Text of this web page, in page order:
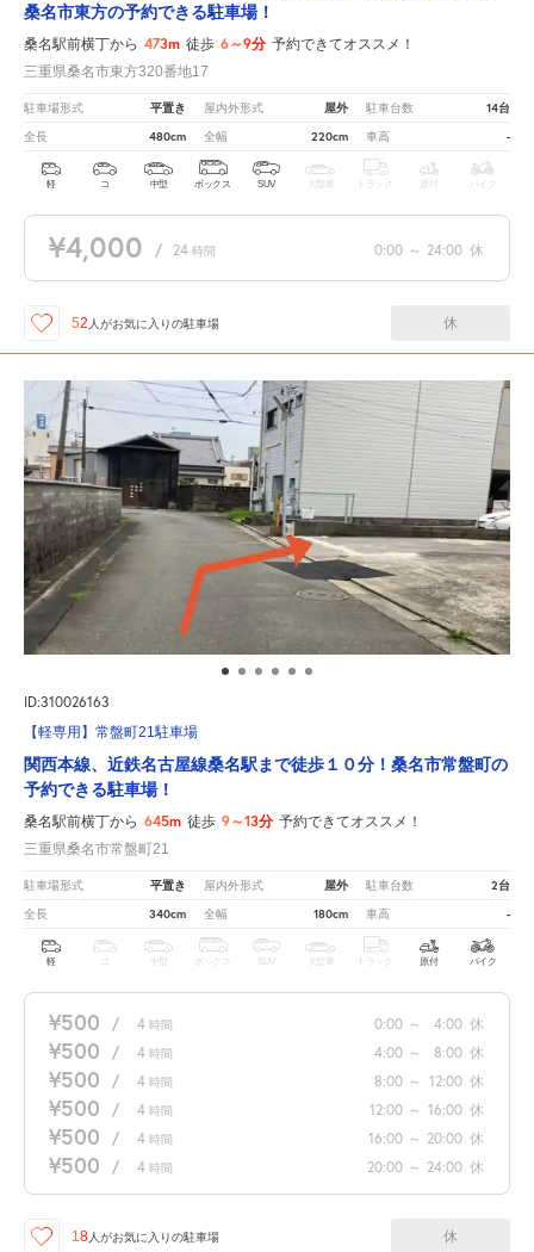
桑名市東方の予約できる駐車場！
桑名駅前横丁から 473m 徒歩 6～9分 予約できてオススメ！
三重県桑名市東方320番地17
駐車場形式 平置き 屋内外形式 屋外 駐車台数 14台
全長 480cm 全幅 220cm 車高 -
軽 コ 中型 ボックス SUV 大型車 トラック 原付 バイク
¥4,000 / 24 時間 0:00 ～ 24:00 休
52 人がお気に入りの駐車場 休
ID:310026163
【軽専用】常盤町21駐車場
関西本線、近鉄名古屋線桑名駅まで徒歩１０分！桑名市常盤町の
予約できる駐車場！
桑名駅前横丁から 645m 徒歩 9～13分 予約できてオススメ！
三重県桑名市常盤町21
駐車場形式 平置き 屋内外形式 屋外 駐車台数 2台
全長 340cm 全幅 180cm 車高 -
軽 中型 ボックス SUV 大型車 トラック 原付 バイク
¥500 / 4 時間 0:00 ～ 4:00 休
¥500 / 4 時間 4:00 ～ 8:00 休
¥500 / 4 時間 8:00 ～ 12:00 休
¥500 / 4 時間 12:00 ～ 16:00 休
¥500 / 4 時間 16:00 ～ 20:00 休
¥500 / 4 時間 20:00 ～ 24:00 休
18人がお気に入りの駐車場 休